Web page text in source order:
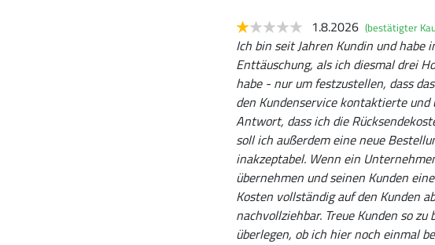
1.8.2026 (bestätigter
Ich bin seit Jahren Kundin und habe
Enttäuschung, als ich diesmal drei
habe - nur um festzustellen, dass
den Kundenservice kontaktierte
Antwort, dass ich die
soll ich außerdem eine neue
inakzeptabel. Wenn ein
übernehmen und seinen Kunden
Kosten vollständig auf den Kunden
nachvollziehbar. Treue Kunden so
überlegen, ob ich hier noch einmal